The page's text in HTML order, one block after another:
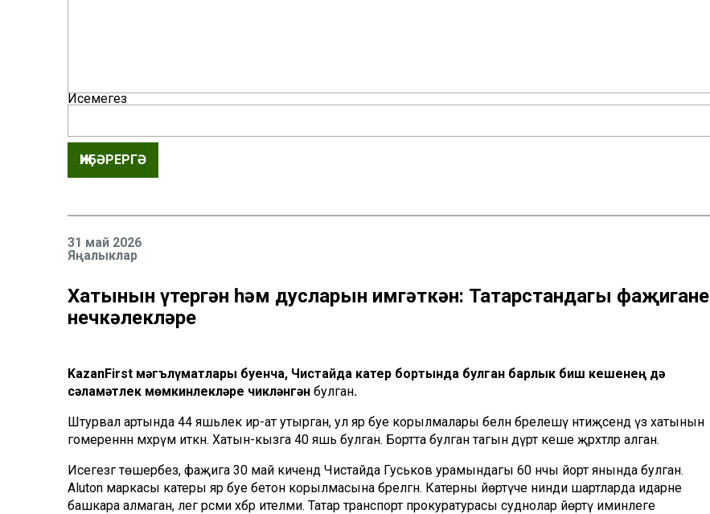
Исемегез
ҖИБӘРЕРГӘ
31 май 2026
Яңалыклар
Хатынын үтергән һәм дусларын имгәткән: Татарстандагы фаҗиганең
нечкәлекләре
KazanFirst мәгълүматлары буенча, Чистайда катер бортында булган барлык биш кешенең дә
сәламәтлек мөмкинлекләре чикләнгән булган.
Штурвал артында 44 яшьлек ир-ат утырган, ул яр буе корылмалары белән бәрелешү нәтиҗәсендә үз хатынын
гомереннән мәхрүм иткән. Хатын-кызга 40 яшь булган. Бортта булган тагын дүрт кеше җәрәхәтләр алган.
Исегезгә төшерәбез, фаҗига 30 май кичендә Чистайда Гуськов урамындагы 60 нчы йорт янында булган.
Aluton маркасы катеры яр буе бетон корылмасына бәрелгән. Катерны йөртүче нинди шартларда идарәне
башкара алмаган, әлегә рәсми хәбәр ителми. Татар транспорт прокуратурасы суднолар йөртү иминлеге